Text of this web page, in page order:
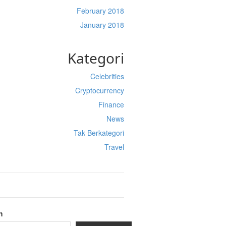
February 2018
January 2018
Kategori
Celebrities
Cryptocurrency
Finance
News
Tak Berkategori
Travel